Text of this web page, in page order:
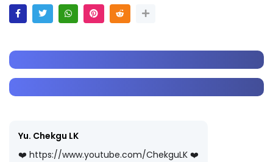
Yu. Chekgu LK
❤️ https://www.youtube.com/ChekguLK ❤️